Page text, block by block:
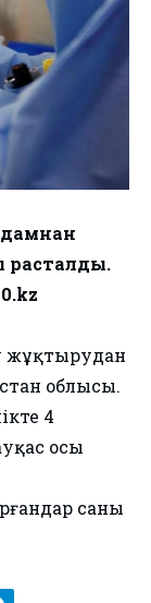
расталды.
жұқтырудан
облысы.
4
осы
саны